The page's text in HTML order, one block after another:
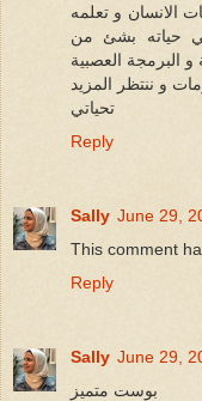
الانسان و تعلمه
حياته بشئ من
و ننتظر المزيد
تحياتي
Reply
Sally June 29,
This comment
Reply
Sally June 29,
بوست متميز